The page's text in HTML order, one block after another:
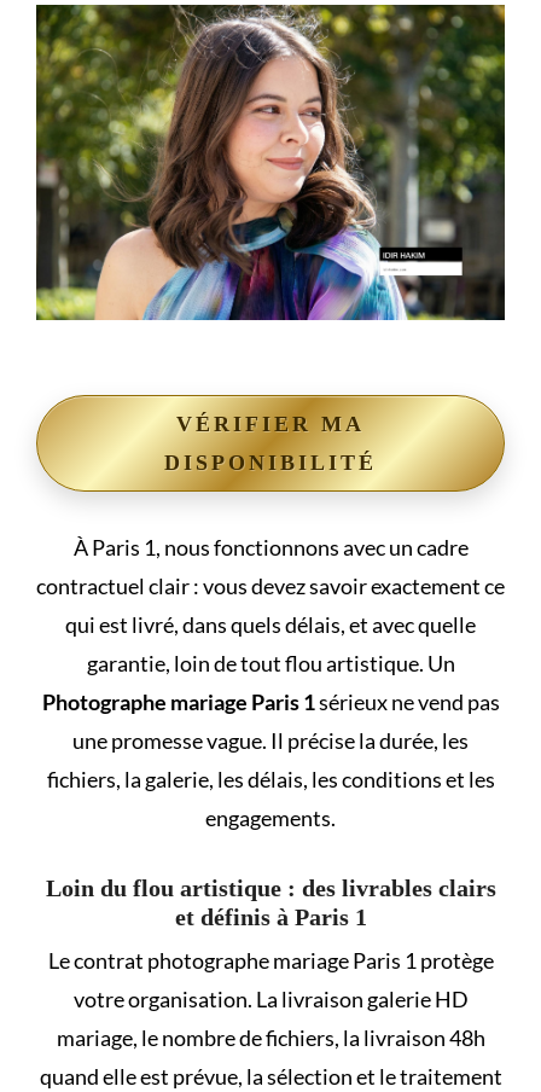
VÉRIFIER MA
DISPONIBILITÉ
À Paris 1, nous fonctionnons avec un cadre
contractuel clair : vous devez savoir exactement ce
qui est livré, dans quels délais, et avec quelle
garantie, loin de tout flou artistique. Un
Photographe mariage Paris 1sérieux ne vend pas
une promesse vague. Il précise la durée, les
fichiers, la galerie, les délais, les conditions et les
engagements.
Loin du flou artistique : des livrables clairs
et définis à Paris 1
Le contrat photographe mariage Paris 1 protège
votre organisation. La livraison galerie HD
mariage, le nombre de fichiers, la livraison 48h
quand elle est prévue, la sélection et le traitement